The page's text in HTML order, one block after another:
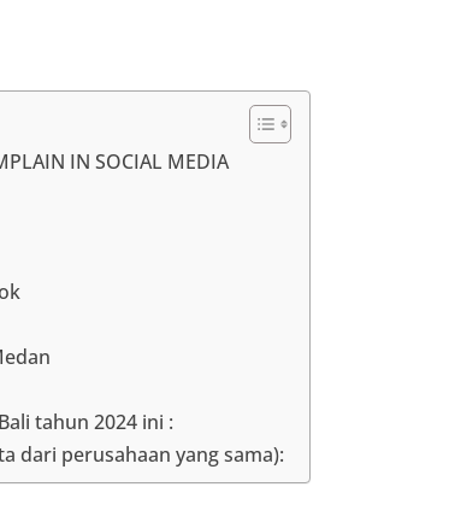
IN SOCIAL MEDIA
tahun 2024 ini :
dari perusahaan yang sama):